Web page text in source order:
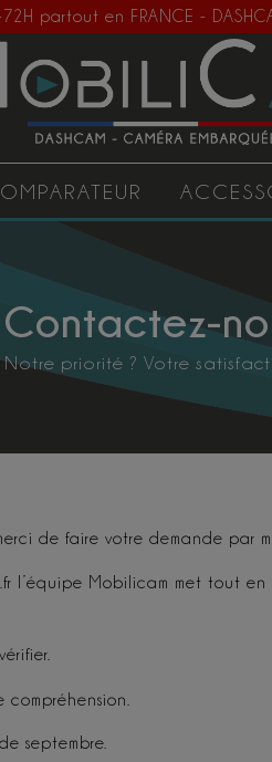
partout en FRANCE -
Contactez-
Notre priorité ? Votre
de faire votre demande par
l’équipe Mobilicam met tout en
compréhension.
septembre.